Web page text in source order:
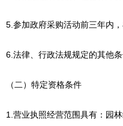
5.参加政府采购活动前三年内
6.法律、行政法规规定的其他条
（二）特定资格条件
1.营业执照经营范围具有：园